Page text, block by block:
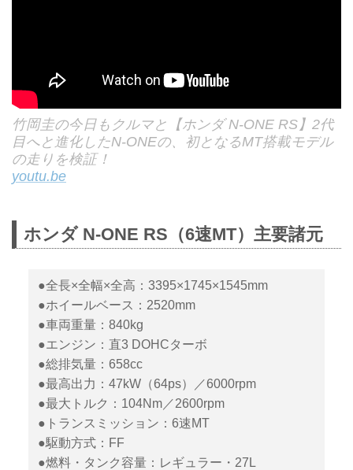
竹岡圭の今日もクルマと【ホンダ N-ONE RS】2代
目へと進化したN-ONEの、初となるMT搭載モデル
の走りを検証！
youtu.be
ホンダ N-ONE RS（6速MT）主要諸元
●全長×全幅×全高：3395×1745×1545mm
●ホイールベース：2520mm
●車両重量：840kg
●エンジン：直3 DOHCターボ
●総排気量：658cc
●最高出力：47kW（64ps）／6000rpm
●最大トルク：104Nm／2600rpm
●トランスミッション：6速MT
●駆動方式：FF
●燃料・タンク容量：レギュラー・27L